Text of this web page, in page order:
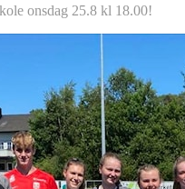
onsdag 25.8 kl 18.00!